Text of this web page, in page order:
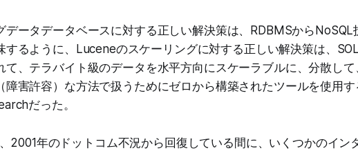
データデータベースに対する正しい解決策は、RDBMSからNoSQL
するように、Luceneのスケーリングに対する正しい解決策は、
て、テラバイト級のデータを水平方向にスケーラブルに、分散し
障害許容）な方法で扱うためにゼロから構築されたツールを使用す
だった。
2001年のドットコム不況から回復している間に、いくつかのイン